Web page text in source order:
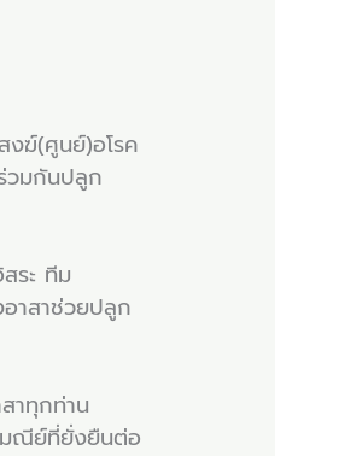
ฆ์(ศูนย์)อโรค
วมกันปลูก
ระ ทีม
าสาช่วยปลูก
าทุกท่าน
มณีย์ที่ยั่งยืนต่อ